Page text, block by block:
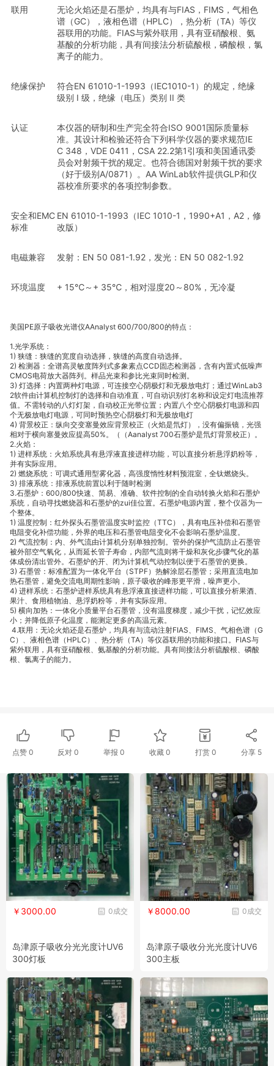
联用
无论火焰还是石墨炉，均具有与FIAS，FIMS，气相色
谱（GC），液相色谱（HPLC），热分析（TA）等仪
器联用的功能。FIAS与紫外联用，具有亚硝酸根、氨
基酸的分析功能，具有间接法分析硫酸根，磷酸根，氯
离子的能力。
绝缘保护
符合EN 61010-1-1993（IEC1010-1）的规定，绝缘
级别 I 级，绝缘（电压）类别 II 类
认证
本仪器的研制和生产完全符合ISO 9001国际质量标
准。其设计和检验还符合下列科学仪器的要求规范IE
C 348，VDE 0411，CSA 22.2第1引项和美国通讯委
员会对射频干扰的规定。也符合德国对射频干扰的要求
（好于级别A/0871）。AA WinLab软件提供GLP和仪
器校准所要求的各项控制参数。
安全和EMC
标准
EN 61010-1-1993（IEC 1010-1，1990+A1，A2，修
改版）
电磁兼容 发射：EN 50 081-1.92，发光：EN 50 082-1.92
环境温度 + 15℃～+ 35℃，相对湿度20～80%，无冷凝
美国 PE原子吸收光谱仪AAnalyst 600/700/800的特点：
1.光学系统：
1) 狭缝：狭缝的宽度自动选择，狭缝的高度自动选择。
2) 检测器：全谱高灵敏度阵列式多象素点CCD固态检测器，含有内置式低噪声
CMOS电荷放大器阵列。样品光束和参比光束同时检测。
3) 灯选择：内置两种灯电源，可连接空心阴极灯和无极放电灯；通过WinLab3
2软件由计算机控制灯的选择和自动准直，可自动识别灯名称和设定灯电流推荐
值。不需转动的八灯灯架，自动校正光带位置；内置八个空心阴极灯电源和四
个无极放电灯电源，可同时预热空心阴极灯和无极放电灯
4) 背景校正：纵向交变塞曼效应背景校正（火焰是氘灯），没有偏振镜，光强
相对于横向塞曼效应提高50%。（（Aanalyst 700石墨炉是氘灯背景校正）。
2.火焰：
1) 进样系统：火焰系统具有悬浮液直接进样功能，可以直接分析悬浮奶粉等，
并有实际应用。
2) 燃烧系统：可调式通用型雾化器，高强度惰性材料预混室，全钛燃烧头。
3) 排液系统：排液系统前置以利于随时检测
3.石墨炉：600/800快速、简易、准确、软件控制的全自动转换火焰和石墨炉
系统，自动寻找燃烧器和石墨炉的zui佳位置。石墨炉电源内置，整个仪器为一
个整体。
1) 温度控制：红外探头石墨管温度实时监控（TTC），具有电压补偿和石墨管
电阻变化补偿功能，外界的电压和石墨管电阻变化不会影响石墨炉温度。
2) 气流控制：内、外气流由计算机分别单独控制。管外的保护气流防止石墨管
被外部空气氧化，从而延长管子寿命，内部气流则将干燥和灰化步骤气化的基
体成份清出管外。石墨炉的开、闭为计算机气动控制以便于石墨管的更换。
3) 石墨管：标准配置为一体化平台（STPF）热解涂层石墨管；采用直流电加
热石墨管，避免交流电周期性影响，原子吸收的峰形更平滑，噪声更小。
4) 进样系统：石墨炉进样系统具有悬浮液直接进样功能，可以直接分析果酒、
果汁、食用植物油、悬浮奶粉等，并有实际应用。
5) 横向加热：一体化小质量平台石墨管，没有温度梯度，减少干扰，记忆效应
小；并降低原子化温度，能测定更多的高温元素。
4.联用：无论火焰还是石墨炉，均具有与流动注射FIAS、FIMS、气相色谱（G
C）、液相色谱（HPLC）、热分析（TA）等仪器联用的功能和接口。FIAS与
紫外联用，具有亚硝酸根、氨基酸的分析功能。具有间接法分析硫酸根、磷酸
根、氯离子的能力。
点赞 0 反对0 举报 0 收藏 0 打赏 0 分享 5
0成交
￥3000.00
岛津原子吸收分光光度计UV6
300灯板
0成交
￥8000.00
岛津原子吸收分光光度计UV6
300主板